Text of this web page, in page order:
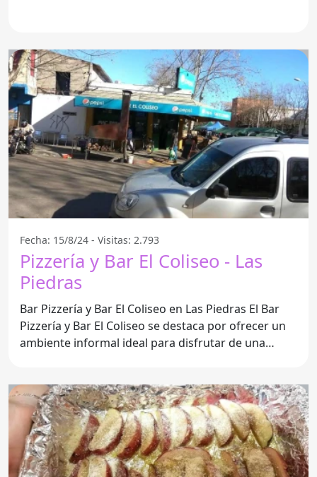
Fecha: 15/8/24 - Visitas: 2.793
Pizzería y Bar El Coliseo - Las
Piedras
Bar Pizzería y Bar El Coliseo en Las Piedras El Bar
Pizzería y Bar El Coliseo se destaca por ofrecer un
ambiente informal ideal para disfrutar de una